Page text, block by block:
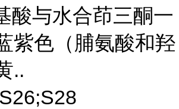
酸与水合茚三酮一
紫色（脯氨酸和羟
..